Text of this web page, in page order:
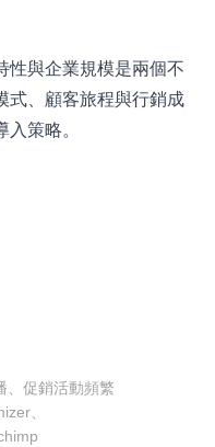
性與企業規模是兩個不
式、顧客旅程與行銷成
策略。
、促銷活動頻繁
、